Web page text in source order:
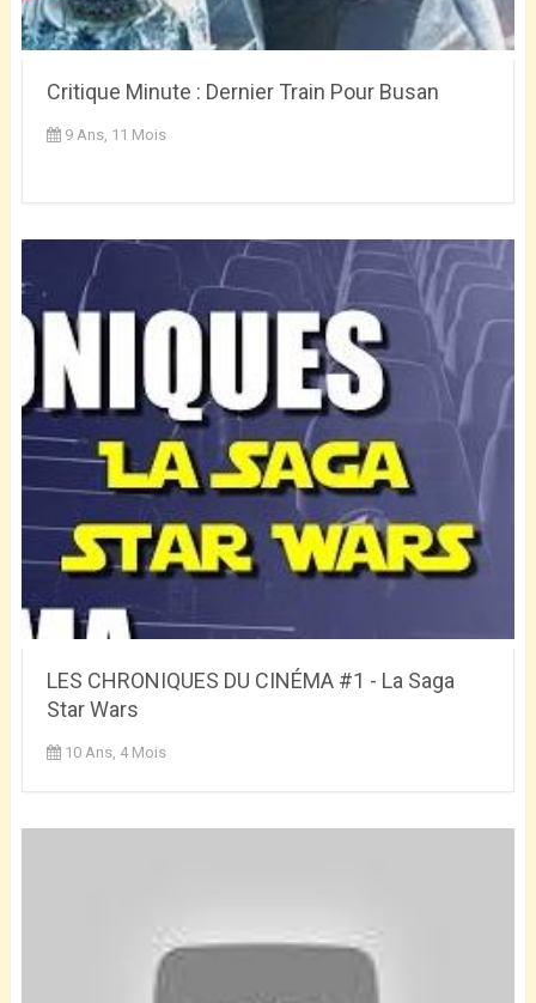
Critique Minute : Dernier Train Pour Busan
9 Ans, 11 Mois
LES CHRONIQUES DU CINÉMA #1 - La Saga
Star Wars
10 Ans, 4 Mois